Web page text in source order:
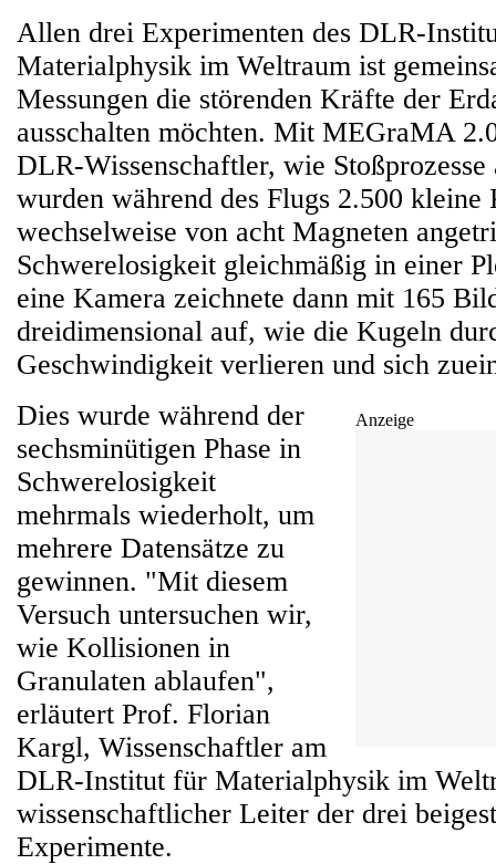
Allen drei Experimenten des DLR-
Materialphysik im Weltraum ist
Messungen die störenden Kräfte der
ausschalten möchten. Mit MEGraMA
DLR-Wissenschaftler, wie
wurden während des Flugs 2.500 kleine
wechselweise von acht Magneten
Schwerelosigkeit gleichmäßig in einer
eine Kamera zeichnete dann mit 165
dreidimensional auf, wie die Kugeln
Geschwindigkeit verlieren und sich
Anzeige
Dies wurde während der
sechsminütigen Phase in
Schwerelosigkeit
mehrmals wiederholt, um
mehrere Datensätze zu
gewinnen. "Mit diesem
Versuch untersuchen wir,
wie Kollisionen in
Granulaten ablaufen",
erläutert Prof. Florian
Kargl, Wissenschaftler am
DLR-Institut für Materialphysik im
wissenschaftlicher Leiter der drei
Experimente.